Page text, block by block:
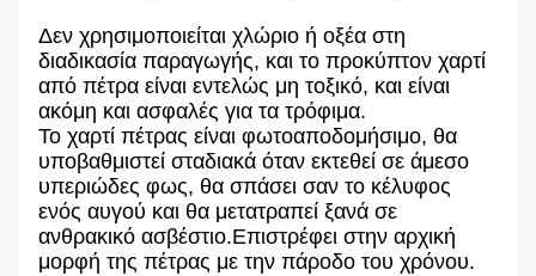
Δεν χρησιμοποιείται χλώριο ή οξέα στη
διαδικασία παραγωγής, και το προκύπτον χαρτί
από πέτρα είναι εντελώς μη τοξικό, και είναι
ακόμη και ασφαλές για τα τρόφιμα.
Το χαρτί πέτρας είναι φωτοαποδομήσιμο, θα
υποβαθμιστεί σταδιακά όταν εκτεθεί σε άμεσο
υπεριώδες φως, θα σπάσει σαν το κέλυφος
ενός αυγού και θα μετατραπεί ξανά σε
ανθρακικό ασβέστιο.Επιστρέφει στην αρχική
μορφή της πέτρας με την πάροδο του χρόνου.